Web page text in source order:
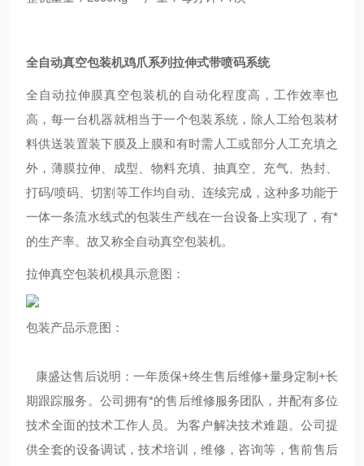
全自动真空包装机鸡爪系列拉伸式带喷码系统
全自动拉伸膜真空包装机的自动化程度高，工作效率也
高，每一台机器就相当于一个包装系统，除人工给包装材
料供送装置装下膜及上膜和有时需人工或部分人工充填之
外，薄膜拉伸、成型、物料充填、抽真空、充气、热封、
打码/喷码、切割等工作均自动、连续完成，这种多功能于
一体一条流水线式的包装生产线在一台设备上实现了，有*
的生产率。故又称全自动真空包装机。
拉伸真空包装机模具示意图：
包装产品示意图：
康盛达售后说明：一年质保+终生售后维修+量身定制+长
期跟踪服务。公司拥有*的售后维修服务团队，并配有多位
技术全面的技术工作人员。为客户解决技术难题。公司提
供全套的设备调试，技术培训，维修，咨询等，售前售后